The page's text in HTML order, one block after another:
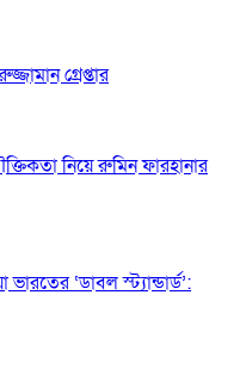
গ্রেপ্তার
নিয়ে রুমিন ফারহানার
‘ডাবল স্ট্যান্ডার্ড’: